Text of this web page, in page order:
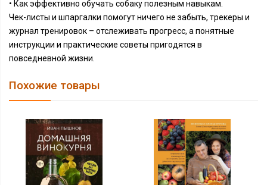
• Как эффективно обучать собаку полезным навыкам.
Чек-листы и шпаргалки помогут ничего не забыть, трекеры и
журнал тренировок – отслеживать прогресс, а понятные
инструкции и практические советы пригодятся в
повседневной жизни.
Похожие товары